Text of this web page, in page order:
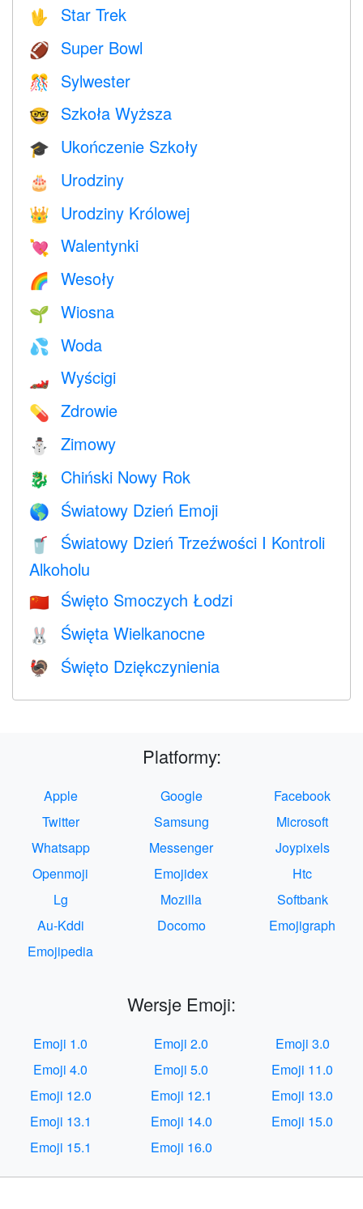
🖖 Star Trek
🏈 Super Bowl
🎊 Sylwester
🤓 Szkoła Wyższa
🎓 Ukończenie Szkoły
🎂 Urodziny
👑 Urodziny Królowej
💘 Walentynki
🌈 Wesoły
🌱 Wiosna
💦 Woda
🏎 Wyścigi
💊 Zdrowie
⛄ Zimowy
🐉 Chiński Nowy Rok
🌎 Światowy Dzień Emoji
🥤
Światowy Dzień Trzeźwości I Kontroli
Alkoholu
🇨🇳 Święto Smoczych Łodzi
🐰 Święta Wielkanocne
🦃 Święto Dziękczynienia
Platformy:
Apple Google
Facebook
Twitter
Samsung
Microsoft
Whatsapp
Messenger
Joypixels
Openmoji
Emojidex
Htc
Lg
Mozilla
Softbank
Au-Kddi
Docomo
Emojigraph
Emojipedia
Wersje Emoji:
Emoji 1.0 Emoji 2.0
Emoji 3.0
Emoji 4.0
Emoji 5.0
Emoji 11.0
Emoji 12.0
Emoji 12.1
Emoji 13.0
Emoji 13.1
Emoji 14.0
Emoji 15.0
Emoji 15.1
Emoji 16.0